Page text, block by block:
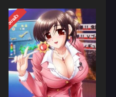
จบแล้ว